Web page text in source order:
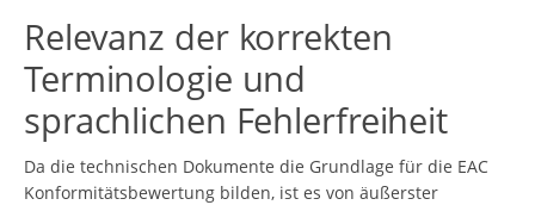
Relevanz der korrekten
Terminologie und
sprachlichen Fehlerfreiheit
Da die technischen Dokumente die Grundlage für die EAC
Konformitätsbewertung bilden, ist es von äußerster